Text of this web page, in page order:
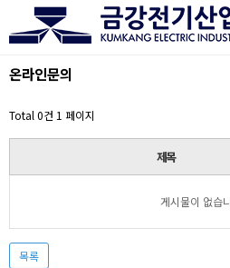
온라인문의
Total 0건 1 페이지
제목
게시물이 없습
목록